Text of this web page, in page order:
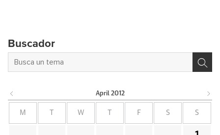
Buscador
April 2012
M W F S S